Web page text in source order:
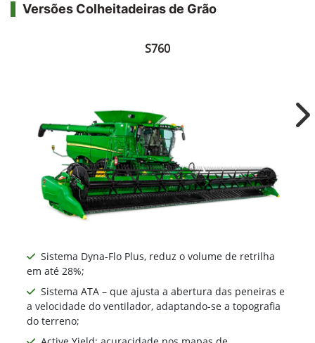
Versões Colheitadeiras de Grão
S760
Sistema Dyna-Flo Plus, reduz o volume de retrilha
em até 28%;
Sistema ATA – que ajusta a abertura das peneiras e
a velocidade do ventilador, adaptando-se a topografia
do terreno;